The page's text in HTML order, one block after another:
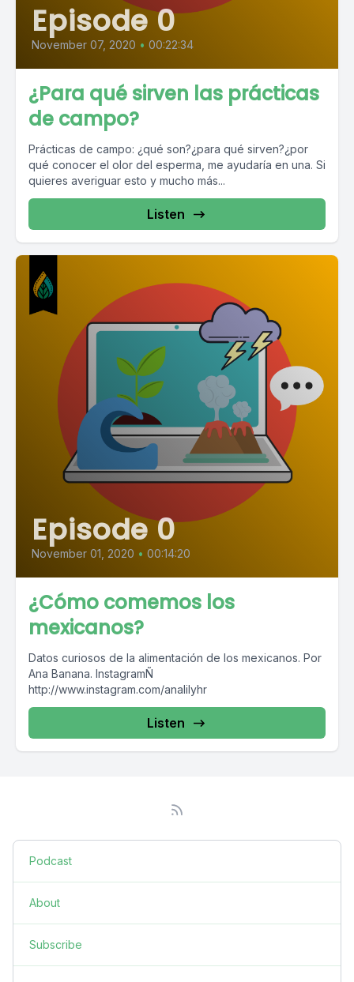
Episode 0
November 07, 2020 • 00:22:34
¿Para qué sirven las prácticas
de campo?
Prácticas de campo: ¿qué son?¿para qué sirven?¿por
qué conocer el olor del esperma, me ayudaría en una. Si
quieres averiguar esto y mucho más...
Listen
Episode 0
November 01, 2020 • 00:14:20
¿Cómo comemos los
mexicanos?
Datos curiosos de la alimentación de los mexicanos. Por
Ana Banana. InstagramÑ
http://www.instagram.com/analilyhr
Listen
Podcast
About
Subscribe